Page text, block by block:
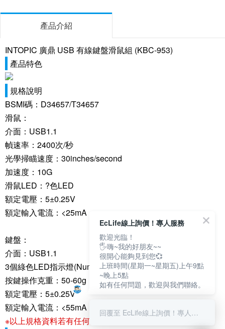
產品介紹
INTOPIC 廣鼎 USB 有線鍵盤滑鼠組 (KBC-953)
產品特色
規格說明
BSMI碼：D34657/T34657
滑鼠：
介面：USB1.1
幀速率：2400次/秒
光學掃瞄速度：30inches/second
加速度：10G
滑鼠LED：?色LED
額定電壓：5±0.25V
額定輸入電流：<25mA
鍵盤：
介面：USB1.1
3個綠色LED指示燈(NumLock,CapsLock,ScrollLock)
按鍵操作克重：50-60g
額定電壓：5±0.25V
額定輸入電流：<55mA
※以上規格資料若有任何錯誤，以原廠所公佈資料為準。
EcLife線上詢價！專人服務
歡迎光臨！
🖐嗨~我的好朋友~~
很開心能夠見到您💞
上班時間(星期一~星期五)上午9點
~晚上5點
如有任何問題，歡迎與我們聯絡。
回覆至 EcLife線上詢價！專人服務